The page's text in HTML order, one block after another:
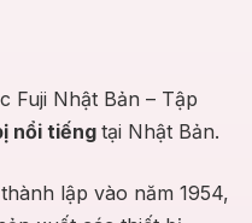
Fuji Nhật Bản – Tập
nổi tiếng tại Nhật Bản.
lập vào năm 1954,